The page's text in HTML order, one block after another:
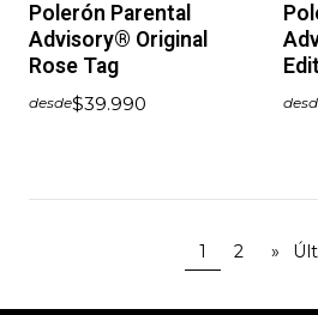
Polerón Parental
Advisory® Original
Rose Tag
desde$39.990
1 2 »